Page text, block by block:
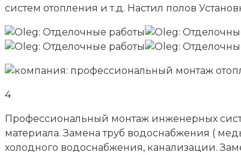
систем отопления и т.д. Настил полов
4
Профессиональный монтаж инженерных
материала. Замена труб водоснабжения (
холодного водоснабжения, канализации.